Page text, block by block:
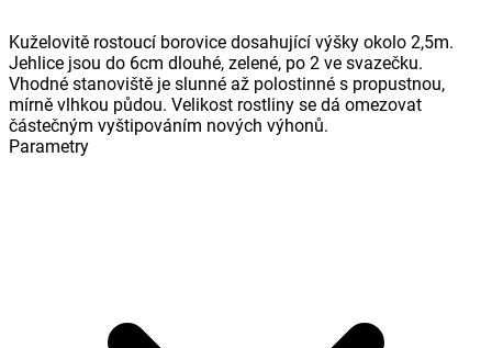
Kuželovitě rostoucí borovice dosahující výšky okolo 2,5m.
Jehlice jsou do 6cm dlouhé, zelené, po 2 ve svazečku.
Vhodné stanoviště je slunné až polostinné s propustnou,
mírně vlhkou půdou. Velikost rostliny se dá omezovat
částečným vyštipováním nových výhonů.
Parametry